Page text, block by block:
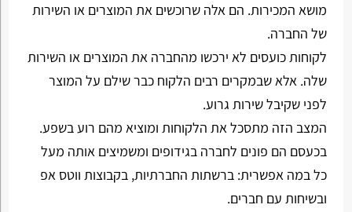
מושא המכירות. הם אלה שרוכשים את המוצרים או השירות
של החברה.
לקוחות כועסים לא ירכשו מהחברה את המוצרים או השירות
שלה. אלא שבמקרים רבים הלקוח כבר שילם על המוצר
לפני שקיבל שירות גרוע.
המצב הזה מתסכל את הלקוחות ומוציא מהם רוע בשפע.
בכעסם הם פונים לחברה בגידופים ומשמיצים אותה מעל
כל במה אפשרית: ברשתות החברתיות, בקבוצות ווטס אפ
ובשיחות עם חברים.